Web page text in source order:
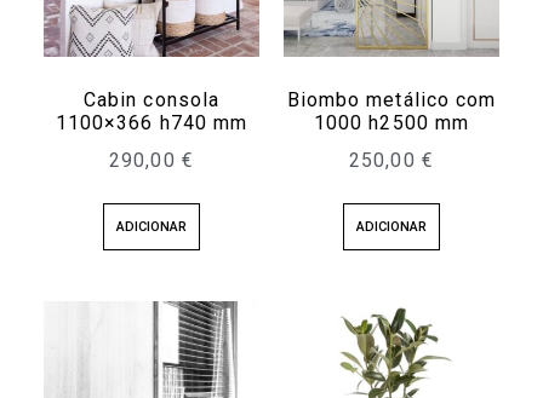
Cabin consola
1100×366 h740 mm
290,00 €
ADICIONAR
Biombo metálico com
1000 h2500 mm
250,00 €
ADICIONAR